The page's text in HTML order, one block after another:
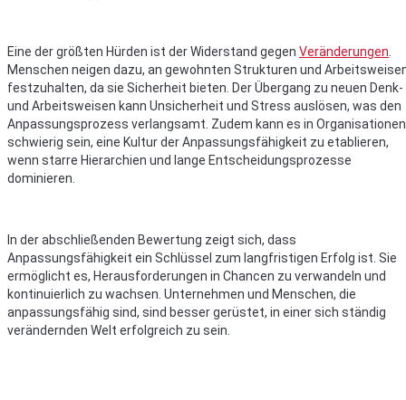
Eine der größten Hürden ist der Widerstand gegen Veränderungen
Menschen neigen dazu, an gewohnten Strukturen und
festzuhalten, da sie Sicherheit bieten. Der Übergang zu neuen Denk-
und Arbeitsweisen kann Unsicherheit und Stress auslösen, was den
Anpassungsprozess verlangsamt. Zudem kann es in Organisationen
schwierig sein, eine Kultur der Anpassungsfähigkeit zu etablieren,
wenn starre Hierarchien und lange Entscheidungsprozesse
dominieren.
In der abschließenden Bewertung zeigt sich, dass
Anpassungsfähigkeit ein Schlüssel zum langfristigen Erfolg ist. Sie
ermöglicht es, Herausforderungen in Chancen zu verwandeln und
kontinuierlich zu wachsen. Unternehmen und Menschen, die
anpassungsfähig sind, sind besser gerüstet, in einer sich ständig
verändernden Welt erfolgreich zu sein.